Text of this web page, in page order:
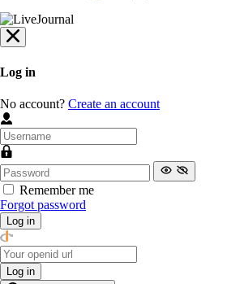
Log in
No account? Create an account
Remember me
Forgot password
Log in
Log in